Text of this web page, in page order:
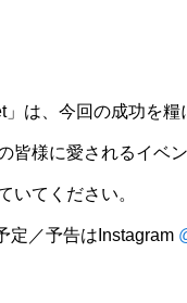
」は、今回の成功を
皆様に愛されるイベ
いてください。
定／予告はInstagram